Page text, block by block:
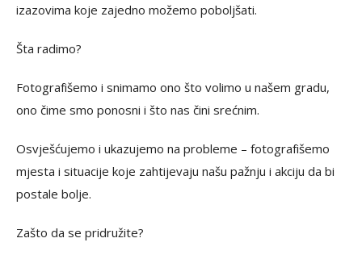
izazovima koje zajedno možemo poboljšati.
Šta radimo?
Fotografišemo i snimamo ono što volimo u našem gradu,
ono čime smo ponosni i što nas čini srećnim.
Osvješćujemo i ukazujemo na probleme – fotografišemo
mjesta i situacije koje zahtijevaju našu pažnju i akciju da bi
postale bolje.
Zašto da se pridružite?